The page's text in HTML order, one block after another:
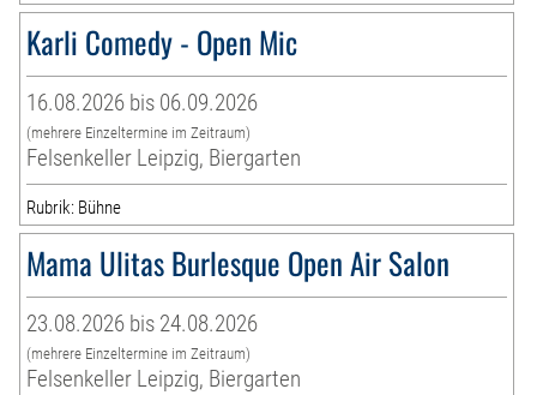
Karli Comedy - Open Mic
16.08.2026 bis 06.09.2026
(mehrere Einzeltermine im Zeitraum)
Felsenkeller Leipzig, Biergarten
Rubrik: Bühne
Mama Ulitas Burlesque Open Air Salon
23.08.2026 bis 24.08.2026
(mehrere Einzeltermine im Zeitraum)
Felsenkeller Leipzig, Biergarten